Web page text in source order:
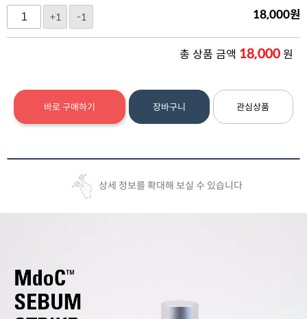
+1
-1 18,000원
총 상품 금액 18,000원
바로 구매하기 장바구니 관심상품
상세 정보를 확대해 보실 수 있습니다